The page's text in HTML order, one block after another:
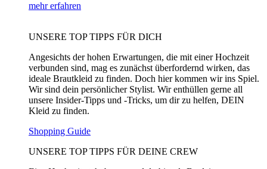
mehr erfahren
UNSERE TOP TIPPS FÜR DICH
Angesichts der hohen Erwartungen, die mit einer Hochzeit
verbunden sind, mag es zunächst überfordernd wirken, das
ideale Brautkleid zu finden. Doch hier kommen wir ins Spiel.
Wir sind dein persönlicher Stylist. Wir enthüllen gerne all
unsere Insider-Tipps und -Tricks, um dir zu helfen, DEIN
Kleid zu finden.
Shopping Guide
UNSERE TOP TIPPS FÜR DEINE CREW